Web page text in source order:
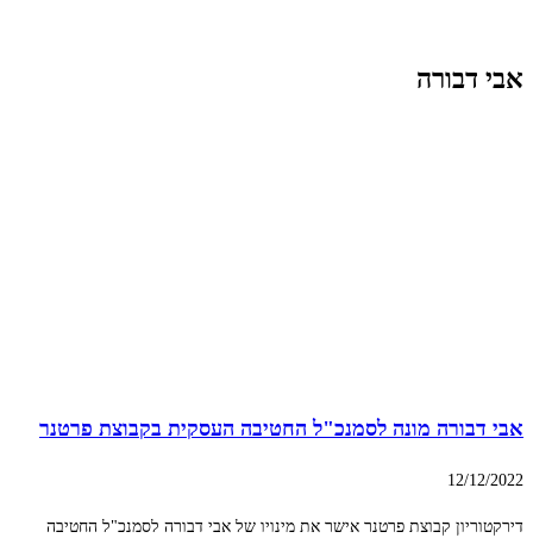
אבי דבורה
אבי דבורה מונה לסמנכ"ל החטיבה העסקית בקבוצת פרטנר
12/12/2022
דירקטוריון קבוצת פרטנר אישר את מינויו של אבי דבורה לסמנכ"ל החטיבה